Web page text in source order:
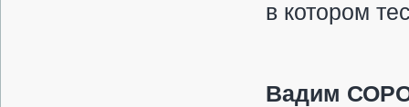
в котором
Вадим